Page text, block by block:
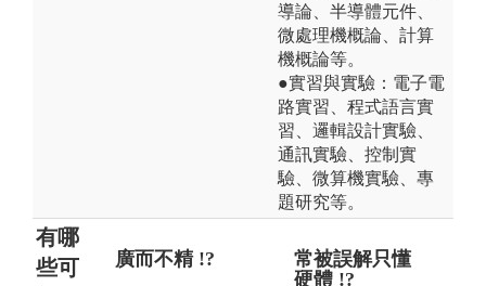
導論、半導體元件、
微處理機概論、計算
機概論等。
●實習與實驗：電子電
路實習、程式語言實
習、邏輯設計實驗、
通訊實驗、控制實
驗、微算機實驗、專
題研究等。
有哪
些可
廣而不精 !?
僅能從事光電
業 !?
常被誤解只懂
硬體 !?